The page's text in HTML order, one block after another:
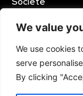
We value
We use cookies
serve
By clicking
Sport
© 2024